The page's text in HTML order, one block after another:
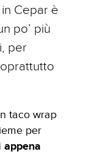
Cepar è
po’ più
per
taco wrap
per
appena